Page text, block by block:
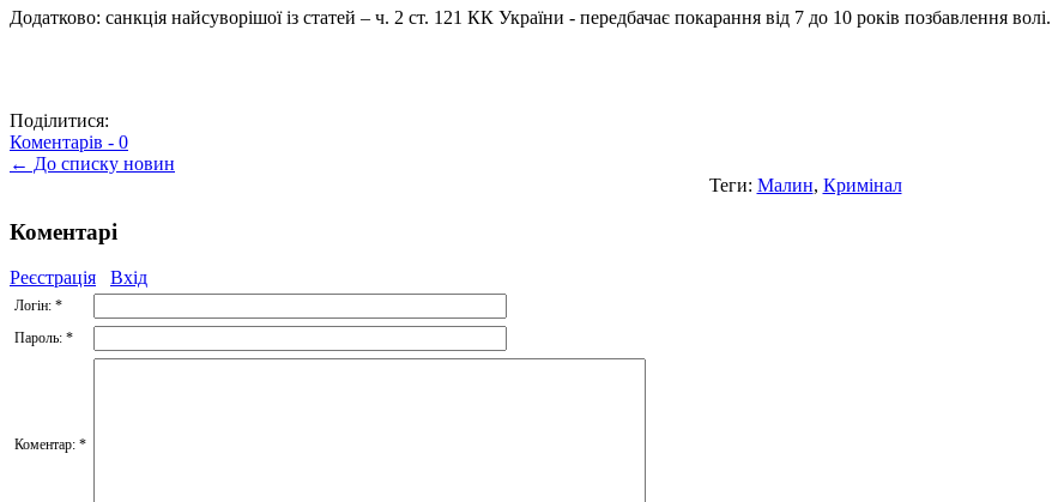
Додатково: санкція найсуворішої із статей – ч. 2 ст. 121 КК України - передбачає покарання від 7 до 10 років позбавлення волі.
Поділитися:
Коментарів - 0
← До списку новин
Теги: Малин, Кримінал
Коментарі
Реєстрація Вхід
Логін: *
Пароль: *
Коментар: *